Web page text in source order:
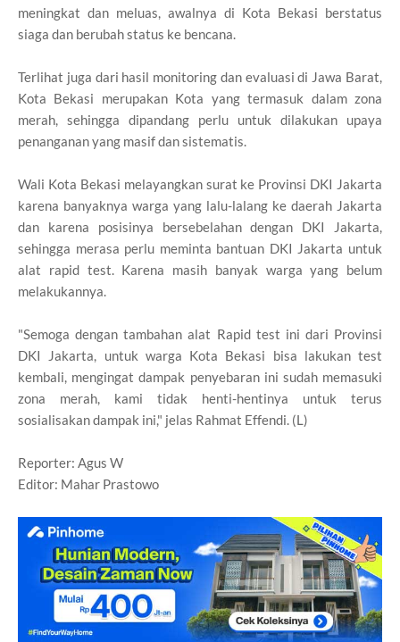
meningkat dan meluas, awalnya di Kota Bekasi berstatus
siaga dan berubah status ke bencana.
Terlihat juga dari hasil monitoring dan evaluasi di Jawa Barat,
Kota Bekasi merupakan Kota yang termasuk dalam zona
merah, sehingga dipandang perlu untuk dilakukan upaya
penanganan yang masif dan sistematis.
Wali Kota Bekasi melayangkan surat ke Provinsi DKI Jakarta
karena banyaknya warga yang lalu-lalang ke daerah Jakarta
dan karena posisinya bersebelahan dengan DKI Jakarta,
sehingga merasa perlu meminta bantuan DKI Jakarta untuk
alat rapid test. Karena masih banyak warga yang belum
melakukannya.
"Semoga dengan tambahan alat Rapid test ini dari Provinsi
DKI Jakarta, untuk warga Kota Bekasi bisa lakukan test
kembali, mengingat dampak penyebaran ini sudah memasuki
zona merah, kami tidak henti-hentinya untuk terus
sosialisakan dampak ini," jelas Rahmat Effendi. (L)
Reporter: Agus W
Editor: Mahar Prastowo